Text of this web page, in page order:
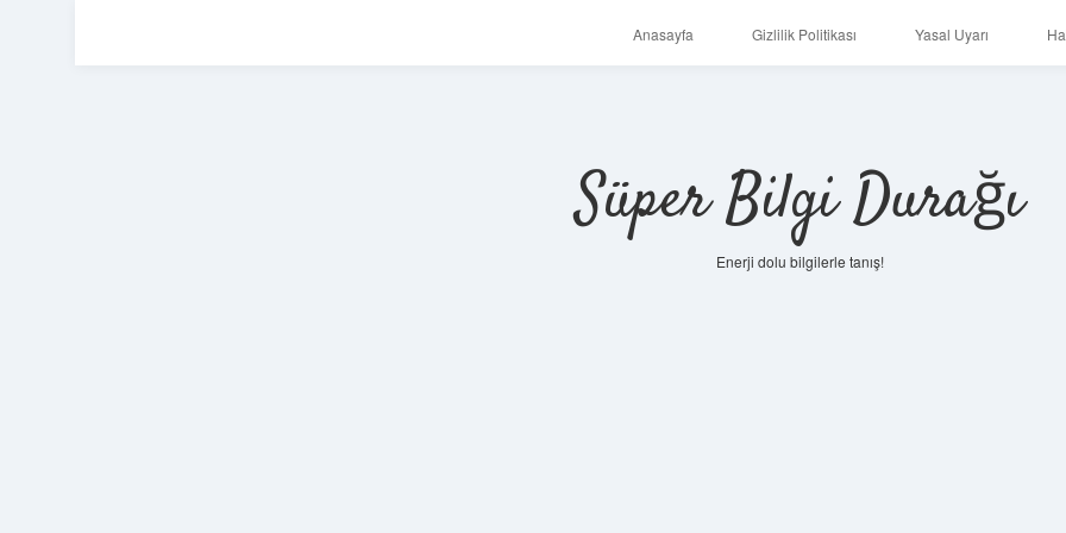
Anasayfa Gizlilik Politikası Yasal Uyarı
Süper Bilgi Durağı
Enerji dolu bilgilerle tanış!